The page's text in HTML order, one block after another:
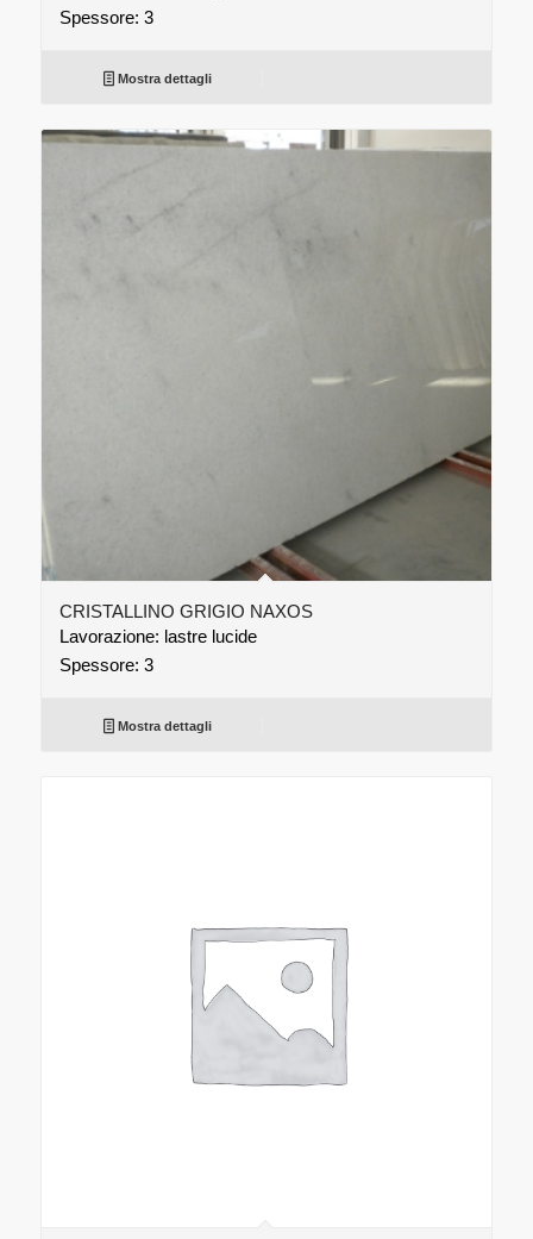
Spessore: 3
Mostra dettagli
CRISTALLINO GRIGIO NAXOS
Lavorazione: lastre lucide
Spessore: 3
Mostra dettagli